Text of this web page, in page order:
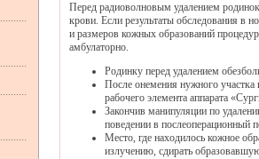
Перед радиоволновым удалением
крови. Если результаты обследования в
и размеров кожных образований
амбулаторно.
Родинку перед удалением
После онемения нужного
рабочего элемента аппарата
Закончив манипуляции по
поведении в послеоперационный
Место, где находилось кожное
излучению, сдирать